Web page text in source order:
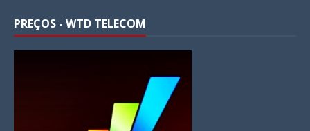
PREÇOS - WTD TELECOM